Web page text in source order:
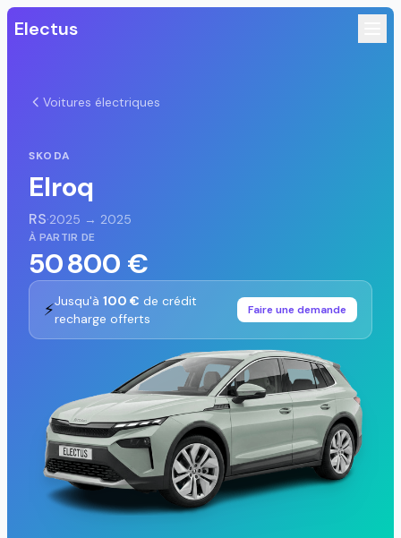
Electus
Voitures électriques
SKODA
Elroq
RS·2025 → 2025
À PARTIR DE
50 800 €
⚡Jusqu'à 100 € de crédit
recharge offerts
Faire une demande